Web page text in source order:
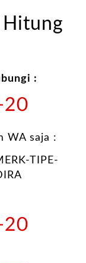
Hitung
:
20
WA saja :
TIPE-
20